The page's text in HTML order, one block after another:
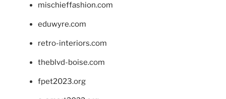
mischieffashion.com
eduwyre.com
retro-interiors.com
theblvd-boise.com
fpet2023.org